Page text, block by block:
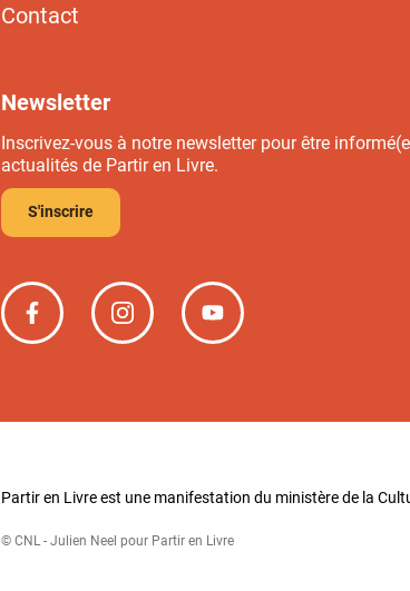
Contact
Newsletter
Inscrivez-vous à notre newsletter pour être
actualités de Partir en Livre.
S'inscrire
Partir
en
Partir
en
Partir
en
Partir en Livre est une manifestation du ministère de la
© CNL - Julien Neel pour Partir en Livre